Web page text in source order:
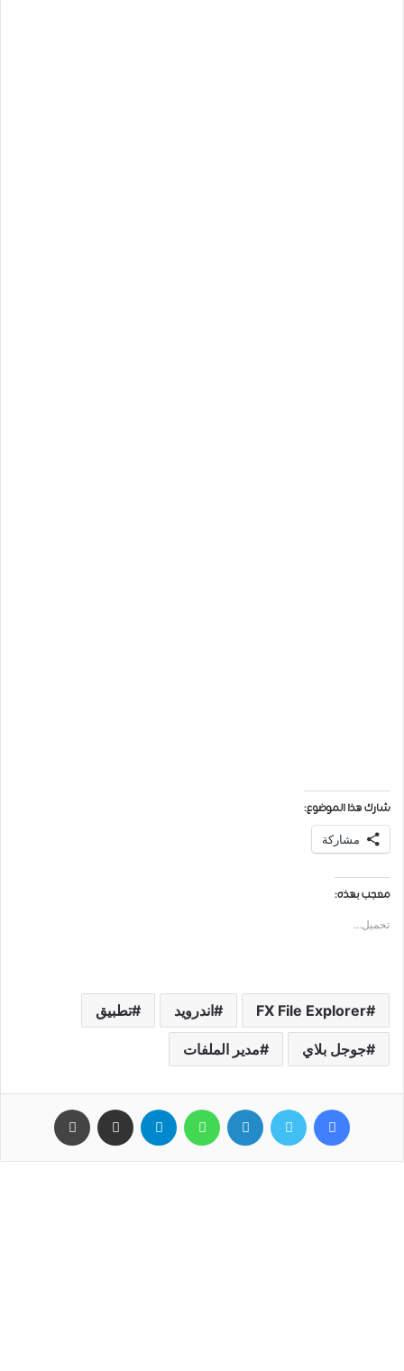
شارك هذا الموضوع:
مشاركة
معجب بهذه:
تحميل...
FX File Explorer اندرويد تطبيق
جوجل بلاي مدير الملفات
فيسبوك تويتر لينكدإن واتساب تيلقرام مشاركة عبر البريد